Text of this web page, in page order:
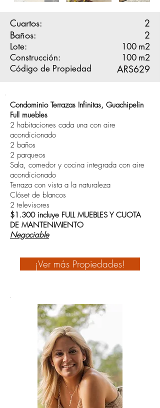
Cuartos:
Baños:
Lote:
Construcción:
Código de Propiedad
2
2
100 m2
100 m2
ARS629
Condominio Terrazas Infinitas, Guachipelin
Full muebles
2 habitaciones cada una con aire
acondicionado
2 baños
2 parqueos
Sala, comedor y cocina integrada con aire
acondicionado
Terraza con vista a la naturaleza
Clóset de blancos
2 televisores
$1.300 incluye FULL MUEBLES Y CUOTA
DE MANTENIMIENTO
Negociable
¡Ver más Propiedades!